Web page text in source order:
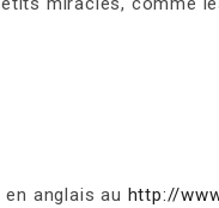
anglais au http://